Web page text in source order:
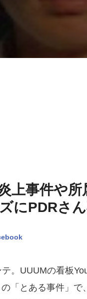
上事件や所
にPDRさ
テ。UUUMの看板
「とある事件」で